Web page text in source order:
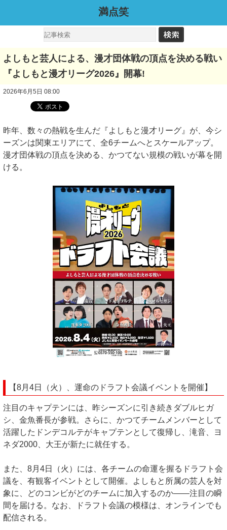
満点笑
よしもと芸人による、漫才団体戦の頂点を決める戦い
『よしもと漫才リーグ2026』開幕!
2026年6月5日 08:00
昨年、数々の熱戦を生んだ『よしもと漫才リーグ』が、今シ
ーズンは関東エリアにて、全6チームへとスケールアップ。
漫才団体戦の頂点を決める、かつてない規模の戦いが幕を開
ける。
【8月4日（火）、運命のドラフト会議イベントを開催】
注目のキャプテンには、昨シーズンに引き続きダブルヒガ
シ、金魚番長が参戦。さらに、かつてチームメンバーとして
活躍したドンデコルテがキャプテンとして復帰し、滝音、ヨ
ネダ2000、大王が新たに就任する。
また、8月4日（火）には、各チームの命運を握るドラフト会
議を、有観客イベントとして開催。よしもと所属の芸人を対
象に、どのコンビがどのチームに加入するのか——注目の瞬
間を届ける。なお、ドラフト会議の模様は、オンラインでも
配信される。